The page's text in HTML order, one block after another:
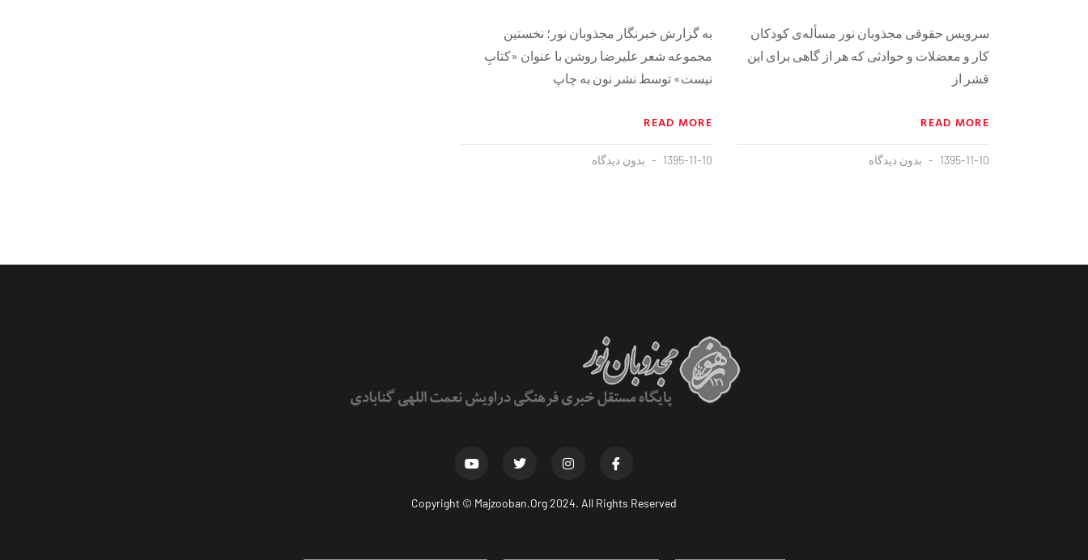
سرویس حقوقی مجذوبان نور مسأله‌ی كودكان
كار و معضلات و حوادثى كه هر از گاهى براى اين
قشر از
READ MORE
1395-11-10 بدون دیدگاه
به گزارش خبرنگار مجذوبان نور؛ نخستین
مجموعه شعر علیرضا روشن با عنوان «کتابِ
نیست» توسط نشر نون به چاپ
READ MORE
1395-11-10 بدون دیدگاه
Copyright © Majzooban.Org2024. All Rights Reserved